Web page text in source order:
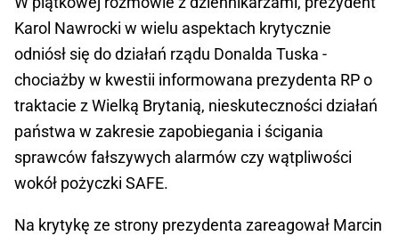
Karol Nawrocki w wielu aspektach krytycznie
odniósł się do działań rządu Donalda Tuska -
chociażby w kwestii informowana prezydenta RP o
traktacie z Wielką Brytanią, nieskuteczności działań
państwa w zakresie zapobiegania i ścigania
sprawców fałszywych alarmów czy wątpliwości
wokół pożyczki SAFE.
Na krytykę ze strony prezydenta zareagował Marcin